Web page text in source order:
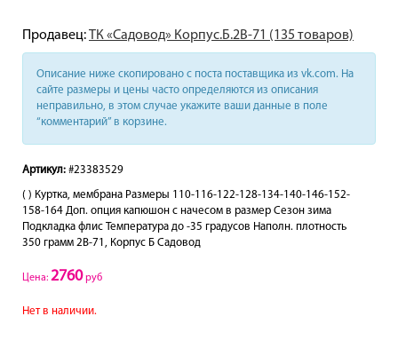
Продавец:ТК «Садовод» Корпус.Б.2В-71 (135 товаров)
Описание ниже скопировано с поста поставщика из vk.com. На
сайте размеры и цены часто определяются из описания
неправильно, в этом случае укажите ваши данные в поле
“комментарий” в корзине.
Артикул: #23383529
( ) Куртка, мембрана Размеры 110-116-122-128-134-140-146-152-
158-164 Доп. опция капюшон с начесом в размер Сезон зима
Подкладка флис Температура до -35 градусов Наполн. плотность
350 грамм 2В-71, Корпус Б Садовод
Цена: 2760руб
Нет в наличии.